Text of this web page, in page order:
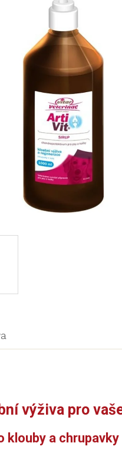
výživa pro
klouby a chrupavky